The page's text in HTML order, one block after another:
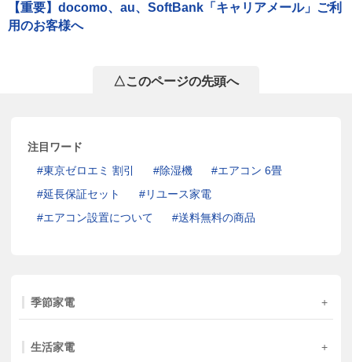
【重要】docomo、au、SoftBank「キャリアメール」ご利
用のお客様へ
△このページの先頭へ
注目ワード
東京ゼロエミ 割引
除湿機
エアコン 6畳
延長保証セット
リユース家電
エアコン設置について
送料無料の商品
季節家電
生活家電